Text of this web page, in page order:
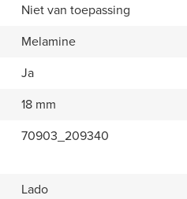
Niet van toepassing
Melamine
Ja
18 mm
70903_209340
Lado